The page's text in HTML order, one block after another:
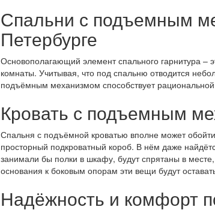
Спальни с подъемным
Петербурге
Основополагающий элемент спального гарнитура –
комнаты. Учитывая, что под спальню отводится
подъёмным механизмом способствует рациональной
Кровать с подъемным
Спальня с подъёмной кроватью вполне может
просторный подкроватный короб. В нём даже
занимали бы полки в шкафу, будут спрятаны в
основания к боковым опорам эти вещи будут
Надёжность и комфорт